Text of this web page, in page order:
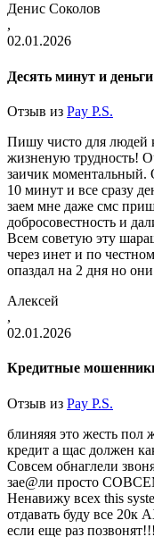
Денис Соколов
,
02.01.2026
Десять минут и
Отзыв из Pay P.S.
Пишу чисто для людей
жизненую трудность!
заичик моментальный.
10 минут и все сразу
заем мне даже смс
добросовестность и
Всем советую эту
через инет и по
опаздал на 2 дня но
Алексей
,
02.01.2026
Кредитные
Отзыв из Pay P.S.
блиняяя это жесть пол
кредит а щас должен
Совсем обнаглели
зае@ли просто
Ненавижу всех this
отдавать буду все
если еще раз позвонят!!!